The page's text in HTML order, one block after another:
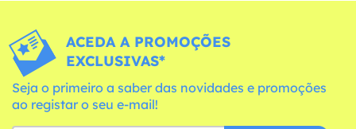
ACEDA A PROMOÇÕES
EXCLUSIVAS*
Seja o primeiro a saber das novidades e promoções
ao registar o seu e-mail!